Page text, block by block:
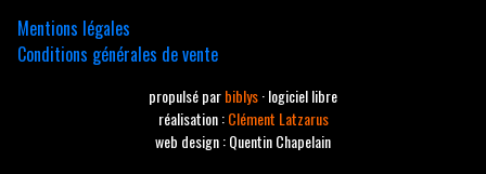
Mentions légales
Conditions générales de vente
propulsé parbiblys· logiciel libre
réalisation :Clément Latzarus
web design : Quentin Chapelain